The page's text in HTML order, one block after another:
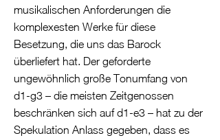
musikalischen Anforderungen die
komplexesten Werke für diese
Besetzung, die uns das Barock
überliefert hat. Der geforderte
ungewöhnlich große Tonumfang von
d1-g3 – die meisten Zeitgenossen
beschränken sich auf d1-e3 – hat zu der
Spekulation Anlass gegeben, dass es